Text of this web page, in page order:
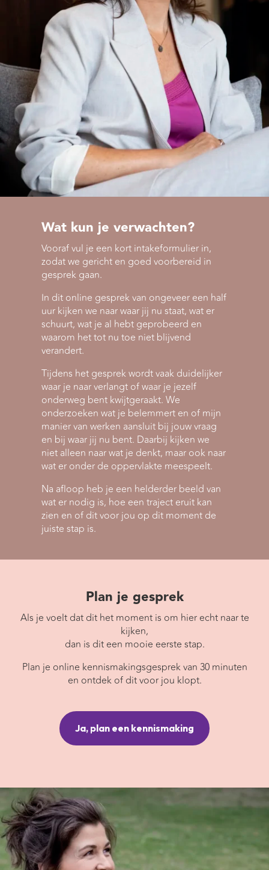
Wat kun je verwachten?
Vooraf vul je een kort intakeformulier in,
zodat we gericht en goed voorbereid in
gesprek gaan.
In dit online gesprek van ongeveer een half
uur kijken we naar waar jij nu staat, wat er
schuurt, wat je al hebt geprobeerd en
waarom het tot nu toe niet blijvend
verandert.
Tijdens het gesprek wordt vaak duidelijker
waar je naar verlangt of waar je jezelf
onderweg bent kwijtgeraakt. We
onderzoeken wat je belemmert en of mijn
manier van werken aansluit bij jouw vraag
en bij waar jij nu bent. Daarbij kijken we
niet alleen naar wat je denkt, maar ook naar
wat er onder de oppervlakte meespeelt.
Na afloop heb je een helderder beeld van
wat er nodig is, hoe een traject eruit kan
zien en of dit voor jou op dit moment de
juiste stap is.
Plan je gesprek
Als je voelt dat dit het moment is om hier echt naar te
kijken,
dan is dit een mooie eerste stap.
Plan je online kennismakingsgesprek van 30 minuten
en ontdek of dit voor jou klopt.
Ja, plan een kennismaking